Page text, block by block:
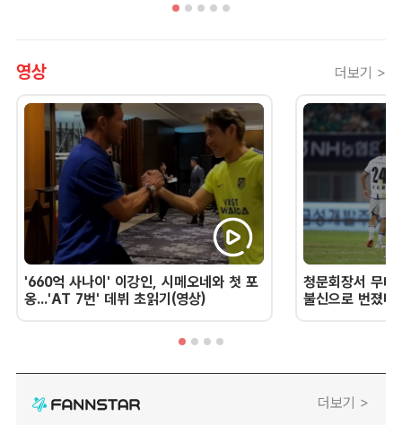
영상 더보기 >
'660억 사나이' 이강인, 시메오네와 첫 포
옹...'AT 7번' 데뷔 초읽기(영상)
청문회장서 무너
불신으로 번졌
더보기 >